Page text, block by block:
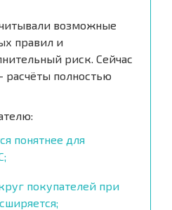
возможные
правил и
риск. Сейчас
расчёты полностью
понятнее для
покупателей при